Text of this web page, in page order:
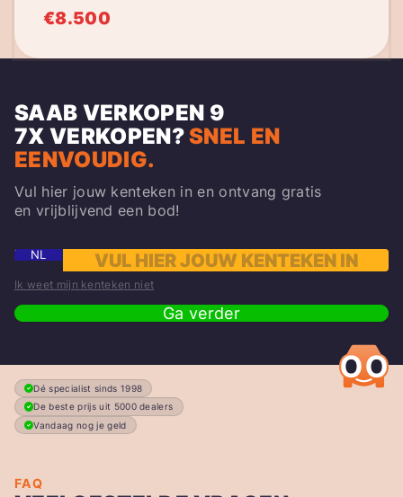
€8.500
SAAB VERKOPEN 9
7X VERKOPEN?SNEL EN
EENVOUDIG.
Vul hier jouw kenteken in en ontvang gratis
en vrijblijvend een bod!
NL
Ik weet mijn kenteken niet
Ga verder
Dé specialist sinds 1998
De beste prijs uit 5000 dealers
Vandaag nog je geld
FAQ